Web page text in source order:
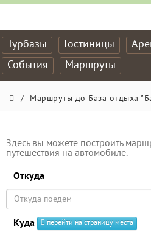
Турбазы Гостиницы
События
Маршруты
/ Маршруты до База отдыха
Здесь вы можете построить
путешествия на автомобиле.
Откуда
Куда перейти на страницу места